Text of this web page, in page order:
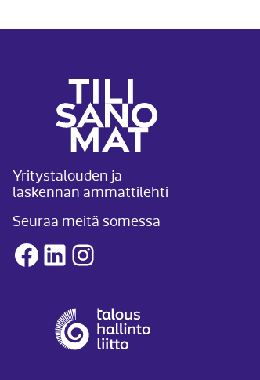
Yritystalouden ja
laskennan ammattilehti
Seuraa meitä somessa
Facebook
LinkedInInstagram